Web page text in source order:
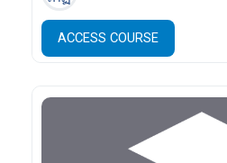
ACCESS COURSE